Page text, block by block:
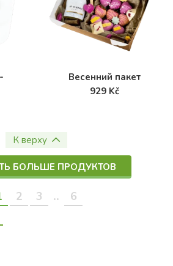
Весенний пакет
929 Kč
К верху
БОЛЬШЕ ПРОДУКТОВ
2 3 .. 6